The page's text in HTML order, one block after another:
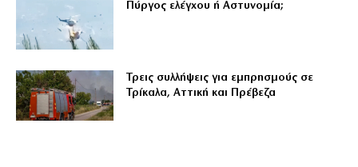
Πύργος ελέγχου ή Αστυνομία;
Τρεις συλλήψεις για εμπρησμούς σε
Τρίκαλα, Αττική και Πρέβεζα